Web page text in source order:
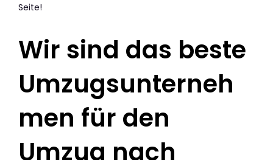
Seite!
Wir sind das beste
Umzugsunterneh
men für den
Umzug nach